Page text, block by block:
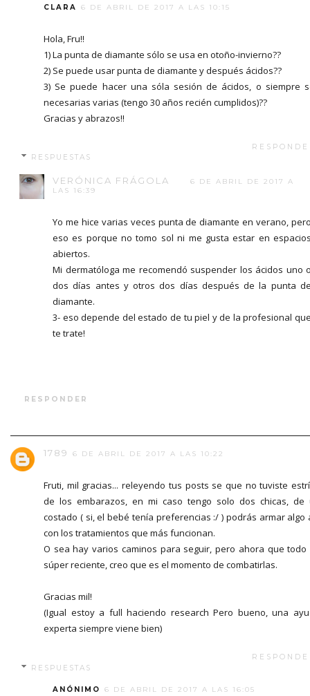
CLARA 6 DE ABRIL DE 2017 A LAS 10:15
Hola, Fru!!
1) La punta de diamante sólo se usa en otoño-invierno??
2) Se puede usar punta de diamante y después ácidos??
3) Se puede hacer una sóla sesión de ácidos, o siempre
necesarias varias (tengo 30 años recién cumplidos)??
Gracias y abrazos!!
RESPUESTAS
VERÓNICA FRÁGOLA
6 DE ABRIL DE 2017 A
LAS 16:39
Yo me hice varias veces punta de diamante en verano,
eso es porque no tomo sol ni me gusta estar en
abiertos.
Mi dermatóloga me recomendó suspender los ácidos uno
dos días antes y otros dos días después de la punta
diamante.
3- eso depende del estado de tu piel y de la profesional
te trate!
RESPONDER
1789 6 DE ABRIL DE 2017 A LAS 10:22
Fruti, mil gracias... releyendo tus posts se que no tuviste
de los embarazos, en mi caso tengo solo dos chicas, de
costado ( si, el bebé tenía preferencias :/ ) podrás armar algo
con los tratamientos que más funcionan.
O sea hay varios caminos para seguir, pero ahora que todo
súper reciente, creo que es el momento de combatirlas.
Gracias mil!
(Igual estoy a full haciendo research Pero bueno, una
experta siempre viene bien)
RESPUESTAS
ANÓNIMO 6 DE ABRIL DE 2017 A LAS 16:05